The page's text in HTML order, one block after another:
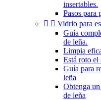
insertables.
Pasos para
  Vidrio para
Guía
de leña.
Limpia
Está roto el
Guía para
leña
Obtenga
de leña